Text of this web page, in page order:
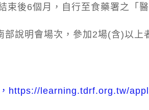
後6個月，自行至食藥署之「
說明會場次，參加2場(含)以上
， https://learning.tdrf.org.tw/